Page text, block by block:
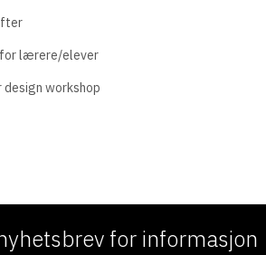
for lærere/elever
design workshop
for informasjon